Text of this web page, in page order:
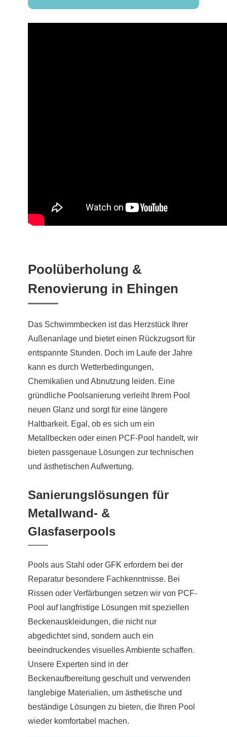
Poolüberholung &
Renovierung in Ehingen
Das Schwimmbecken ist das Herzstück Ihrer
Außenanlage und bietet einen Rückzugsort für
entspannte Stunden. Doch im Laufe der Jahre
kann es durch Wetterbedingungen,
Chemikalien und Abnutzung leiden. Eine
gründliche Poolsanierung verleiht Ihrem Pool
neuen Glanz und sorgt für eine längere
Haltbarkeit. Egal, ob es sich um ein
Metallbecken oder einen PCF-Pool handelt, wir
bieten passgenaue Lösungen zur technischen
und ästhetischen Aufwertung.
Sanierungslösungen für
Metallwand- &
Glasfaserpools
Pools aus Stahl oder GFK erfordern bei der
Reparatur besondere Fachkenntnisse. Bei
Rissen oder Verfärbungen setzen wir von PCF-
Pool auf langfristige Lösungen mit speziellen
Beckenauskleidungen, die nicht nur
abgedichtet sind, sondern auch ein
beeindruckendes visuelles Ambiente schaffen.
Unsere Experten sind in der
Beckenaufbereitung geschult und verwenden
langlebige Materialien, um ästhetische und
beständige Lösungen zu bieten, die Ihren Pool
wieder komfortabel machen.